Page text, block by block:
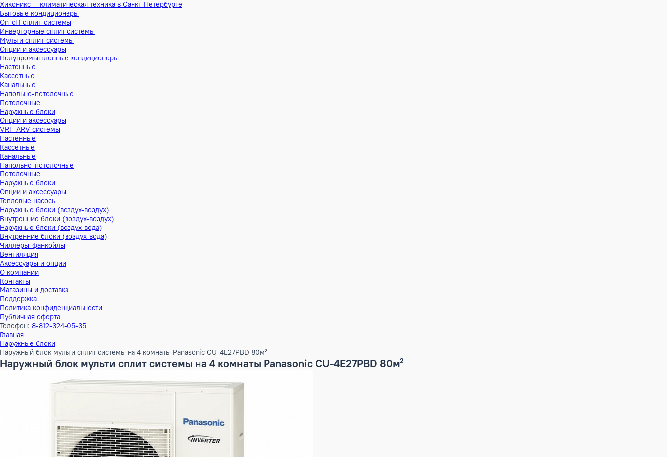
Хиконикс — климатическая техника в Санкт-Петербурге
Бытовые кондиционеры
On-off сплит-системы
Инверторные сплит-системы
Мульти сплит-системы
Опции и аксессуары
Полупромышленные кондиционеры
Настенные
Кассетные
Канальные
Напольно-потолочные
Потолочные
Наружные блоки
Опции и аксессуары
VRF-ARV системы
Настенные
Кассетные
Канальные
Напольно-потолочные
Потолочные
Наружные блоки
Опции и аксессуары
Тепловые насосы
Наружные блоки (воздух-воздух)
Внутренние блоки (воздух-воздух)
Наружные блоки (воздух-вода)
Внутренние блоки (воздух-вода)
Чиллеры-фанкойлы
Вентиляция
Аксессуары и опции
О компании
Контакты
Магазины и доставка
Поддержка
Политика конфиденциальности
Публичная оферта
Телефон:8-812-324-05-35
Главная
Наружные блоки
Наружный блок мульти сплит системы на 4 комнаты Panasonic CU-4E27PBD 80м²